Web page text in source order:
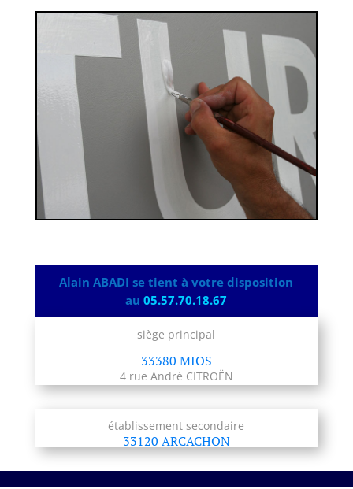
Alain ABADI se tient à votre disposition
au05.57.70.18.67
siège principal
33380 MIOS
4 rue André CITROËN
établissement secondaire
33120 ARCACHON